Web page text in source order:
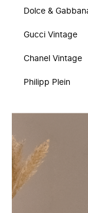
Dolce &
Gucci Vintage
Chanel Vintage
Philipp Plein